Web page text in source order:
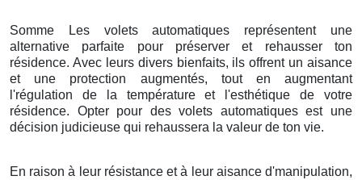
Somme Les volets automatiques représentent une
alternative parfaite pour préserver et rehausser ton
résidence. Avec leurs divers bienfaits, ils offrent un aisance
et une protection augmentés, tout en augmentant
l'régulation de la température et l'esthétique de votre
résidence. Opter pour des volets automatiques est une
décision judicieuse qui rehaussera la valeur de ton vie.
En raison à leur résistance et à leur aisance d'manipulation,